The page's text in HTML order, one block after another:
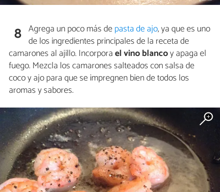
8 Agrega un poco más depasta de ajo, ya que es uno
de los ingredientes principales de la receta de
camarones al ajillo. Incorporael vino blancoy apaga el
fuego. Mezcla los camarones salteados con salsa de
coco y ajo para que se impregnen bien de todos los
aromas y sabores.